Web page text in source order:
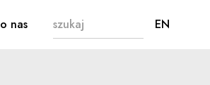
o nas Formularz EN